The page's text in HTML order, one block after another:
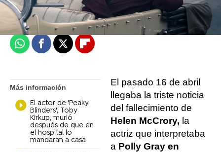
Actualizado:24 de septiembre de 2021, 15:42
Publicado:
24 de septiembre de 2021, 15:39
WhatsappFacebook
X Flipboard
Más información
El actor de 'Peaky
Blinders', Toby
Kirkup, murió
después de que en
el hospital lo
mandaran a casa
El pasado 16 de abril
llegaba la triste noticia
del fallecimiento de
Helen McCrory, la
actriz que interpretaba
a Polly Gray en